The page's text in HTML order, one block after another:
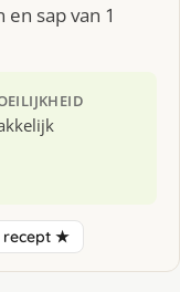
sap van 1
recept ★